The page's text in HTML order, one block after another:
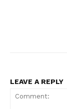
LEAVE A REPLY